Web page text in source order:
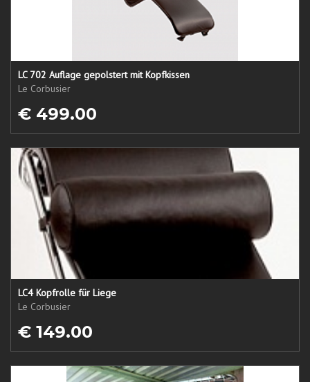
LC 702 Auflage gepolstert mit Kopfkissen
Le Corbusier
€ 499.00
LC4 Kopfrolle für Liege
Le Corbusier
€ 149.00